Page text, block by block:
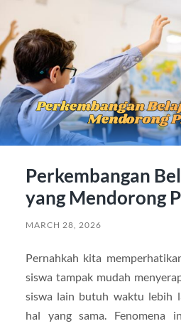
Perkembangan
yang Mendorong
MARCH 28, 2026
Pernahkah kita
siswa tampak mudah
siswa lain butuh waktu lebih
hal yang sama. Fenomena